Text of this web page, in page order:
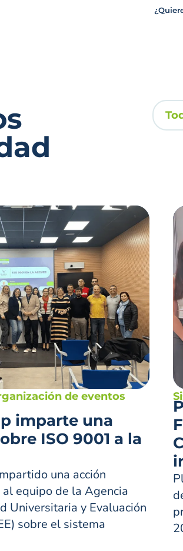
de eventos
imparte una
ISO 9001 a la
una acción
equipo de la Agencia
Universitaria y Evaluación
sobre el sistema